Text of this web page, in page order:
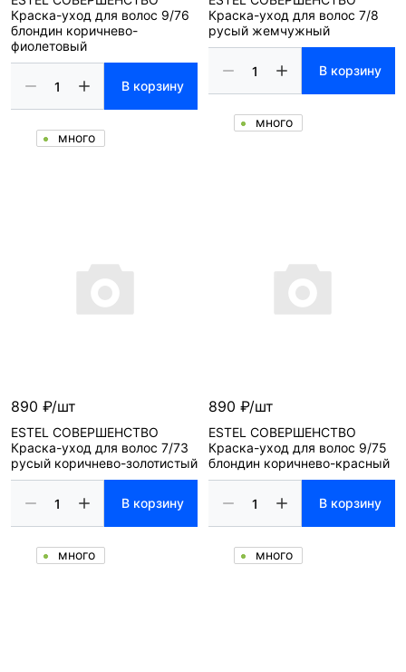
Краска-уход для волос 9/76
блондин коричнево-
фиолетовый
В корзину
много
Краска-уход для волос 7/8
русый жемчужный
В корзину
много
890 ₽/шт
ESTEL СОВЕРШЕНСТВО
Краска-уход для волос 7/73
русый коричнево-золотистый
В корзину
много
890 ₽/шт
ESTEL СОВЕРШЕНСТВО
Краска-уход для волос 9/75
блондин коричнево-красный
В корзину
много